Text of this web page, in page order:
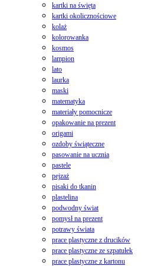
kartki na święta
kartki okolicznościowe
kolaż
kolorowanka
kosmos
lampion
lato
laurka
maski
matematyka
materiały pomocnicze
opakowanie na prezent
origami
ozdoby świąteczne
pasowanie na ucznia
pastele
pejzaż
pisaki do tkanin
plastelina
podwodny świat
pomysł na prezent
potrawy świata
prace plastyczne z drucików
prace plastyczne ze szpatułek
prace plastyczne z kartonu